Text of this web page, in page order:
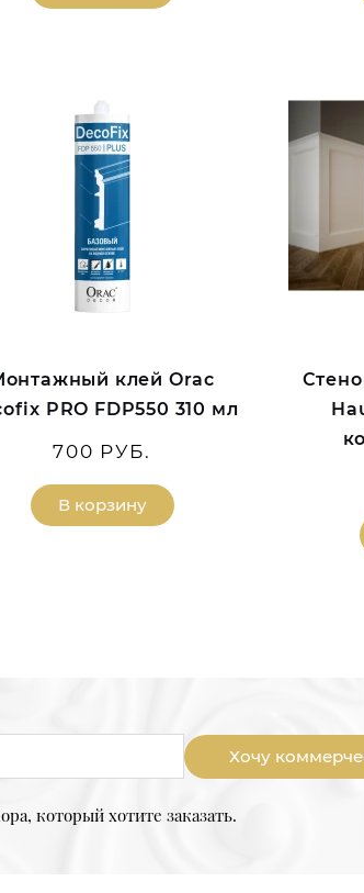
клей Orac
PRO FDP550 310 мл
700 РУБ.
В корзину
Хочу
который хотите заказать.